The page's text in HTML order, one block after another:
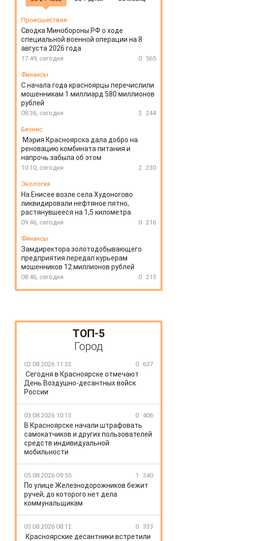
Происшествия
Сводка Минобороны РФ о ходе
специальной военной операции на 8
августа 2026 года
17:49, сегодня 0 565
Финансы
С начала года красноярцы перечислили
мошенникам 1 миллиард 580 миллионов
рублей
08:36, сегодня 2 244
Бизнес
Мэрия Красноярска дала добро на
реновацию комбината питания и
напрочь забыла об этом
10:10, сегодня 2 230
Экология
На Енисее возле села Худоногово
ликвидировали нефтяное пятно,
растянувшееся на 1,5 километра
09:46, сегодня 0 216
Финансы
Замдиректора золотодобывающего
предприятия передал курьерам
мошенников 12 миллионов рублей
08:46, сегодня 0 215
ТОП-5
Город
02.08.2026 11:32 0 637
Сегодня в Красноярске отмечают
День Воздушно-десантных войск
России
03.08.2026 10:13 0 406
В Красноярске начали штрафовать
самокатчиков и других пользователей
средств индивидуальной
мобильности
05.08.2026 09:55 1 340
По улице Железнодорожников бежит
ручей, до которого нет дела
коммунальщикам
03.08.2026 08:12 0 333
Красноярские десантники встретили